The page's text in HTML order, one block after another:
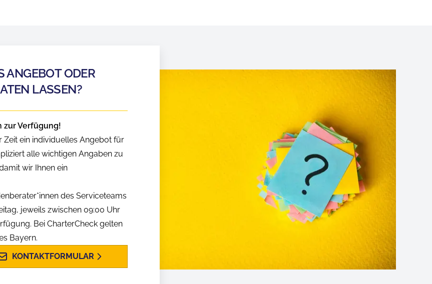
ANGEBOT ODER
LASSEN?
zur Verfügung!
Zeit ein individuelles Angebot für
alle wichtigen Angaben zu
wir Ihnen ein
des Serviceteams
jeweils zwischen 09:00 Uhr
Bei CharterCheck gelten
Bayern.
KONTAKTFORMULAR